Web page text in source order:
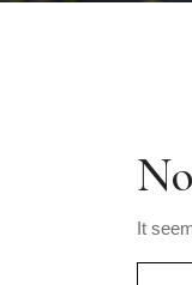
It